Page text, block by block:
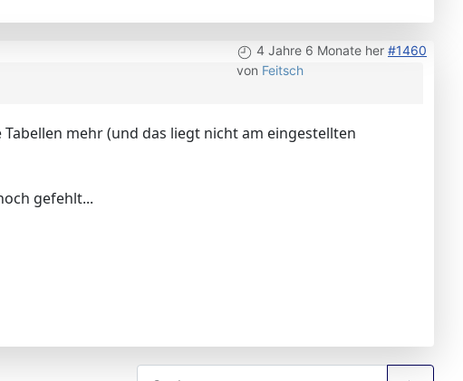
4 Jahre 6 Monate her #1460
von Feitsch
mehr (und das liegt nicht am eingestellten
gefehlt...